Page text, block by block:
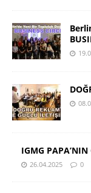
IGMG
26.04.2025 0